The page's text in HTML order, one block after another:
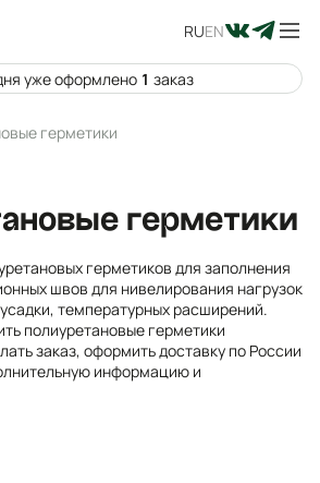
RUEN
уже оформлено 1 заказ
герметики
герметики
герметиков для заполнения
швов для нивелирования нагрузок
температурных расширений.
полиуретановые герметики
заказ, оформить доставку по России
информацию и